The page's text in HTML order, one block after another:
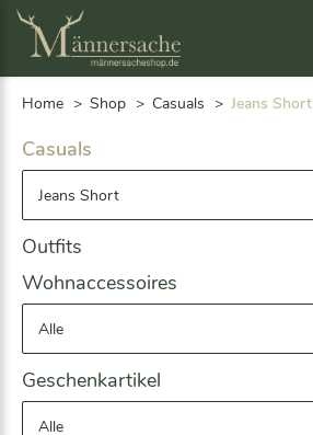
p
Home Shop Casuals Jeans Short
Casuals
Outfits
Wohnaccessoires
Geschenkartikel